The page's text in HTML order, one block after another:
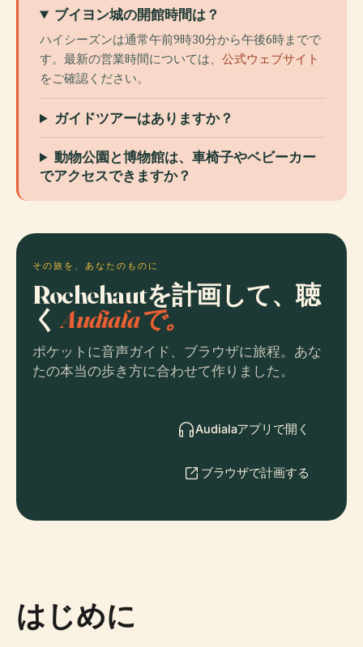
ブイヨン城の開館時間は？
ハイシーズンは通常午前9時30分から午後6時までで
す。最新の営業時間については、 公式ウェブサイト
をご確認ください。
ガイドツアーはありますか？
動物公園と博物館は、車椅子やベビーカー
でアクセスできますか？
その旅を、あなたのものに
Rochehautを計画して、聴
くAudialaで。
ポケットに音声ガイド、ブラウザに旅程。あな
たの本当の歩き方に合わせて作りました。
Audialaアプリで開く
ブラウザで計画する
はじめに